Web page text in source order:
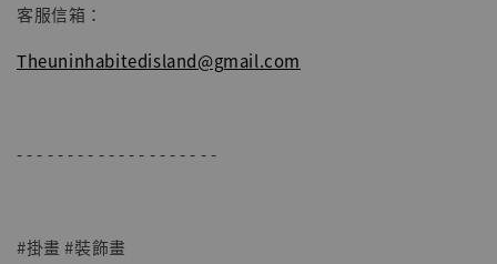
客服信箱：
Theuninhabitedisland@gmail.com
- - - - - - - - - - - - - - - - - - - -
#掛畫 #裝飾畫